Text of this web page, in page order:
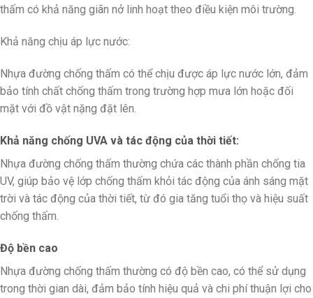
thấm có khả năng giãn nở linh hoạt theo điều kiện môi trường.
Khả năng chịu áp lực nước:
Nhựa đường chống thấm có thể chịu được áp lực nước lớn, đảm
bảo tính chất chống thấm trong trường hợp mưa lớn hoặc đối
mặt với đồ vật nặng đặt lên.
Khả năng chống UVA và tác động của thời tiết:
Nhựa đường chống thấm thường chứa các thành phần chống tia
UV, giúp bảo vệ lớp chống thấm khỏi tác động của ánh sáng mặt
trời và tác động của thời tiết, từ đó gia tăng tuổi thọ và hiệu suất
chống thấm.
Độ bền cao
Nhựa đường chống thấm thường có độ bền cao, có thể sử dụng
trong thời gian dài, đảm bảo tính hiệu quả và chi phí thuận lợi cho